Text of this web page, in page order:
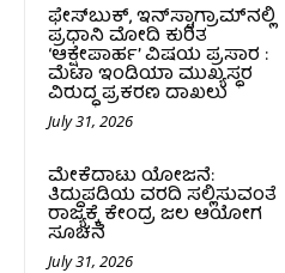
ಫೇಸ್‌ಬುಕ್, ಇನ್‌ಸ್ಟಾಗ್ರಾಮ್‌ನಲ್ಲಿ
ಪ್ರಧಾನಿ ಮೋದಿ ಕುರಿತ
‘ಆಕ್ಷೇಪಾರ್ಹ’ ವಿಷಯ ಪ್ರಸಾರ :
ಮೆಟಾ ಇಂಡಿಯಾ ಮುಖ್ಯಸ್ಥರ
ವಿರುದ್ಧ ಪ್ರಕರಣ ದಾಖಲು
July 31, 2026
ಮೇಕೆದಾಟು ಯೋಜನೆ:
ತಿದ್ದುಪಡಿಯ ವರದಿ ಸಲ್ಲಿಸುವಂತೆ
ರಾಜ್ಯಕ್ಕೆ ಕೇಂದ್ರ ಜಲ ಆಯೋಗ
ಸೂಚನೆ
July 31, 2026